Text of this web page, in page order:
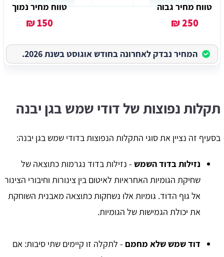
טווח מחיר גבוה
250 ₪
טווח מחיר נמוך
150 ₪
המחיר נבדק לאחרונה בחודש אוגוסט בשנת 2026.
תקלות נפוצות של דודי שמש בגן יבנה
בסעיף זה נציין את סוגי התקלות הנפוצות בדודי שמש בגן יבנה:
נזילות בדוד השמש - נזילות בדוד נגרמות כתוצאה של
שחיקת הגומיות האחראיות לאיטום בין צינורות וחיבורי הצינור
אל גוף הדוד. גומיות אלו נשחקות כתוצאה מאבנית השוחקת
את יכולת הגמישות של הגומיות.
דוד שמש שלא מחמם - לתקלה זו קיימים שתי סיבות: אם